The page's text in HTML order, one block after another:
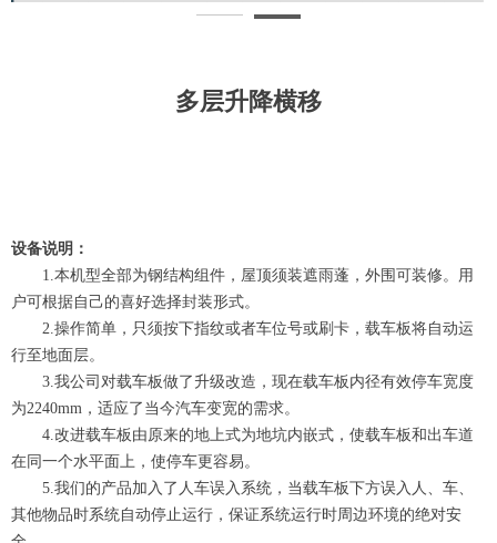
多层升降横移
设备说明：
1.本机型全部为钢结构组件，屋顶须装遮雨蓬，外围可装修。用
户可根据自己的喜好选择封装形式。
2.操作简单，只须按下指纹或者车位号或刷卡，载车板将自动运
行至地面层。
3.我公司对载车板做了升级改造，现在载车板内径有效停车宽度
为2240mm，适应了当今汽车变宽的需求。
4.改进载车板由原来的地上式为地坑内嵌式，使载车板和出车道
在同一个水平面上，使停车更容易。
5.我们的产品加入了人车误入系统，当载车板下方误入人、车、
其他物品时系统自动停止运行，保证系统运行时周边环境的绝对安